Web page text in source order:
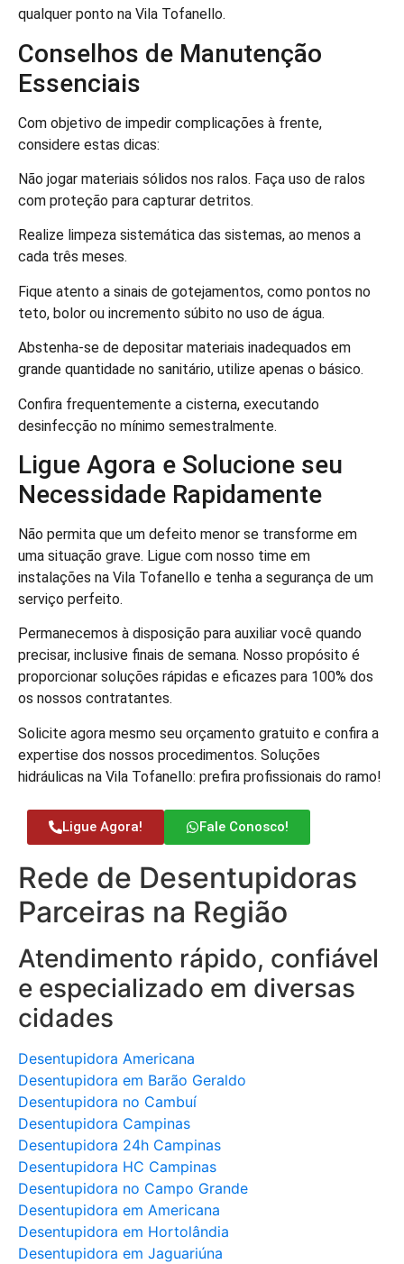
qualquer ponto na Vila Tofanello.
Conselhos de Manutenção
Essenciais
Com objetivo de impedir complicações à frente,
considere estas dicas:
Não jogar materiais sólidos nos ralos. Faça uso de ralos
com proteção para capturar detritos.
Realize limpeza sistemática das sistemas, ao menos a
cada três meses.
Fique atento a sinais de gotejamentos, como pontos no
teto, bolor ou incremento súbito no uso de água.
Abstenha-se de depositar materiais inadequados em
grande quantidade no sanitário, utilize apenas o básico.
Confira frequentemente a cisterna, executando
desinfecção no mínimo semestralmente.
Ligue Agora e Solucione seu
Necessidade Rapidamente
Não permita que um defeito menor se transforme em
uma situação grave. Ligue com nosso time em
instalações na Vila Tofanello e tenha a segurança de um
serviço perfeito.
Permanecemos à disposição para auxiliar você quando
precisar, inclusive finais de semana. Nosso propósito é
proporcionar soluções rápidas e eficazes para 100% dos
os nossos contratantes.
Solicite agora mesmo seu orçamento gratuito e confira a
expertise dos nossos procedimentos. Soluções
hidráulicas na Vila Tofanello: prefira profissionais do ramo!
Ligue Agora! Fale Conosco!
Rede de Desentupidoras
Parceiras na Região
Atendimento rápido, confiável
e especializado em diversas
cidades
Desentupidora Americana
Desentupidora em Barão Geraldo
Desentupidora no Cambuí
Desentupidora Campinas
Desentupidora 24h Campinas
Desentupidora HC Campinas
Desentupidora no Campo Grande
Desentupidora em Americana
Desentupidora em Hortolândia
Desentupidora em Jaguariúna